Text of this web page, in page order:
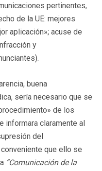
pertinentes,
de la UE: mejores
aplicación»; acuse de
y
buena
sería necesario que se
de los
informara claramente al
del
que ello se
“Comunicación de la